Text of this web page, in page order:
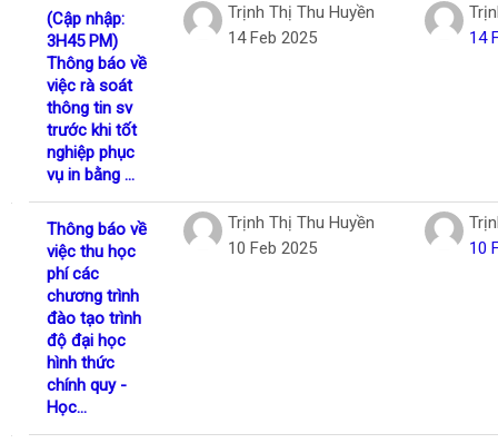
(Cập nhập:
3H45 PM)
Thông báo về
việc rà soát
thông tin sv
trước khi tốt
nghiệp phục
vụ in bằng ...
Trịnh Thị Thu Huyền
14 Feb 2025
14
Thông báo về
việc thu học
phí các
chương trình
đào tạo trình
độ đại học
hình thức
chính quy -
Học...
Trịnh Thị Thu Huyền
10 Feb 2025
10